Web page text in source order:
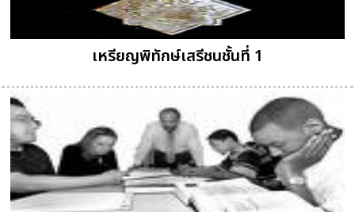
เหรียญพิทักษ์เสรีชนชั้นที่ 1